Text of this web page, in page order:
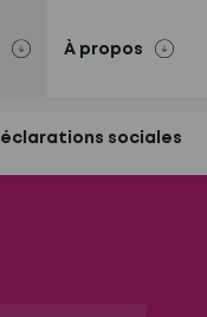
À propos
sociales